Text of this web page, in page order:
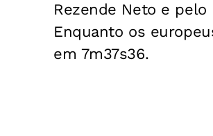
Rezende Neto e
Enquanto os
em 7m37s36.